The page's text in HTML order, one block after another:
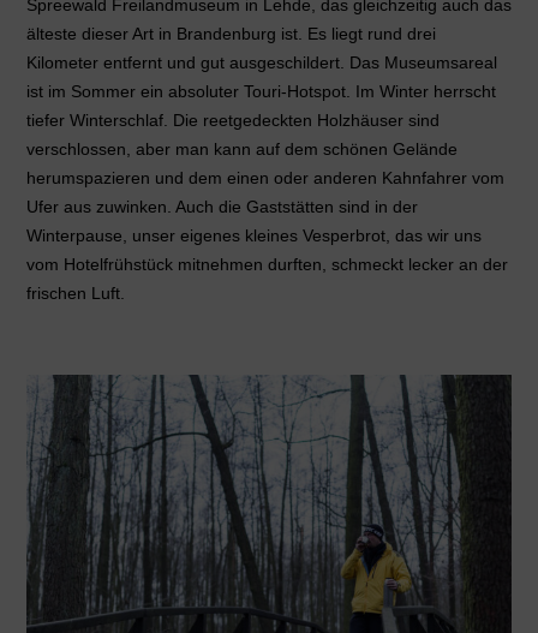
Spreewald Freilandmuseum in Lehde, das gleichzeitig auch das
älteste dieser Art in Brandenburg ist. Es liegt rund drei
Kilometer entfernt und gut ausgeschildert. Das Museumsareal
ist im Sommer ein absoluter Touri-Hotspot. Im Winter herrscht
tiefer Winterschlaf. Die reetgedeckten Holzhäuser sind
verschlossen, aber man kann auf dem schönen Gelände
herumspazieren und dem einen oder anderen Kahnfahrer vom
Ufer aus zuwinken. Auch die Gaststätten sind in der
Winterpause, unser eigenes kleines Vesperbrot, das wir uns
vom Hotelfrühstück mitnehmen durften, schmeckt lecker an der
frischen Luft.